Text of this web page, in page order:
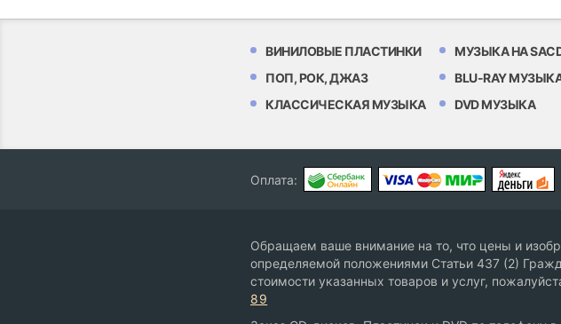
ВИНИЛОВЫЕ ПЛАСТИНКИ
ПОП, РОК, ДЖАЗ
КЛАССИЧЕСКАЯ МУЗЫКА
МУЗЫКА НА
BLU-RAY
DVD МУЗЫКА
Оплата:
Обращаем ваше внимание на то, что цены и
определяемой положениями Статьи 437 (2)
стоимости указанных товаров и услуг,
89